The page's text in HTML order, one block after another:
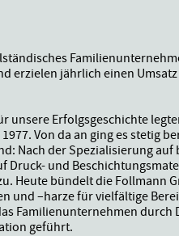
erzielen jährlich einen
unsere Erfolgsgeschichte
Von da an ging es stetig
Nach der Spezialisierung
Druck- und
Heute bündelt die Follmann
und –harze für vielfältige
Familienunternehmen durch
geführt.